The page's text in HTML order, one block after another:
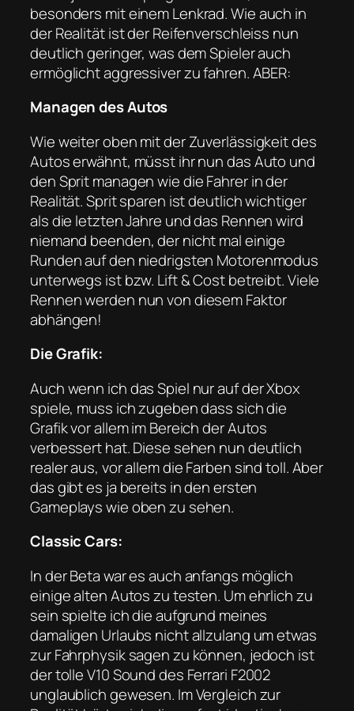
besonders mit einem Lenkrad. Wie auch in
der Realität ist der Reifenverschleiss nun
deutlich geringer, was dem Spieler auch
ermöglicht aggressiver zu fahren. ABER:
Managen des Autos
Wie weiter oben mit der Zuverlässigkeit des
Autos erwähnt, müsst ihr nun das Auto und
den Sprit managen wie die Fahrer in der
Realität. Sprit sparen ist deutlich wichtiger
als die letzten Jahre und das Rennen wird
niemand beenden, der nicht mal einige
Runden auf den niedrigsten Motorenmodus
unterwegs ist bzw. Lift & Cost betreibt. Viele
Rennen werden nun von diesem Faktor
abhängen!
Die Grafik:
Auch wenn ich das Spiel nur auf der Xbox
spiele, muss ich zugeben dass sich die
Grafik vor allem im Bereich der Autos
verbessert hat. Diese sehen nun deutlich
realer aus, vor allem die Farben sind toll. Aber
das gibt es ja bereits in den ersten
Gameplays wie oben zu sehen.
Classic Cars:
In der Beta war es auch anfangs möglich
einige alten Autos zu testen. Um ehrlich zu
sein spielte ich die aufgrund meines
damaligen Urlaubs nicht allzulang um etwas
zur Fahrphysik sagen zu können, jedoch ist
der tolle V10 Sound des Ferrari F2002
unglaublich gewesen. Im Vergleich zur